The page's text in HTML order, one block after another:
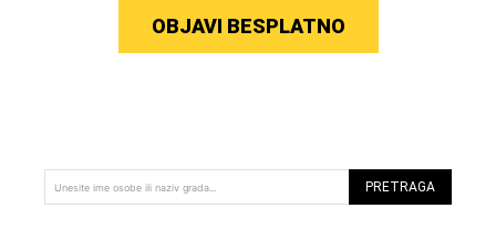
OBJAVI BESPLATNO
Unesite ime osobe ili naziv grada... PRETRAGA